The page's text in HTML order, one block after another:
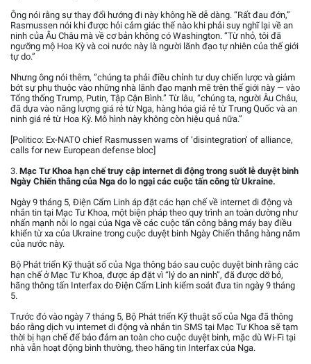
Ông nói rằng sự thay đổi hướng đi này không hề dễ dàng. “Rất đau đớn,”
Rasmussen nói khi được hỏi cảm giác thế nào khi phải suy nghĩ lại về an
ninh của Âu Châu mà về cơ bản không có Washington. “Từ nhỏ, tôi đã
ngưỡng mộ Hoa Kỳ và coi nước này là người lãnh đạo tự nhiên của thế giới
tự do.”
Nhưng ông nói thêm, “chúng ta phải điều chỉnh tư duy chiến lược và giảm
bớt sự phụ thuộc vào những nhà lãnh đạo mạnh mẽ trên thế giới này — vào
Tổng thống Trump, Putin, Tập Cận Bình.” Từ lâu, “chúng ta, người Âu Châu,
đã dựa vào năng lượng giá rẻ từ Nga, hàng hóa giá rẻ từ Trung Quốc và an
ninh giá rẻ từ Hoa Kỳ. Mô hình này không còn hiệu quả nữa.”
[Politico: Ex-NATO chief Rasmussen warns of ‘disintegration’ of alliance,
calls for new European defense bloc]
3. Mạc Tư Khoa hạn chế truy cập internet di động trong suốt lễ duyệt binh
Ngày Chiến thắng của Nga do lo ngại các cuộc tấn công từ Ukraine.
Ngày 9 tháng 5, Điện Cẩm Linh áp đặt các hạn chế về internet di động và
nhắn tin tại Mạc Tư Khoa, một biện pháp theo quy trình an toàn dường như
nhấn mạnh nỗi lo ngại của Nga về các cuộc tấn công bằng máy bay điều
khiển từ xa của Ukraine trong cuộc duyệt binh Ngày Chiến thắng hàng năm
của nước này.
Bộ Phát triển Kỹ thuật số của Nga thông báo sau cuộc duyệt binh rằng các
hạn chế ở Mạc Tư Khoa, được áp đặt vì “lý do an ninh”, đã được dỡ bỏ,
hãng thông tấn Interfax do Điện Cẩm Linh kiểm soát đưa tin ngày 9 tháng
5.
Trước đó vào ngày 7 tháng 5, Bộ Phát triển Kỹ thuật số của Nga đã thông
báo rằng dịch vụ internet di động và nhắn tin SMS tại Mạc Tư Khoa sẽ tạm
thời bị hạn chế để bảo đảm an toàn cho cuộc duyệt binh, mặc dù Wi-Fi tại
nhà vẫn hoạt động bình thường, theo hãng tin Interfax của Nga.